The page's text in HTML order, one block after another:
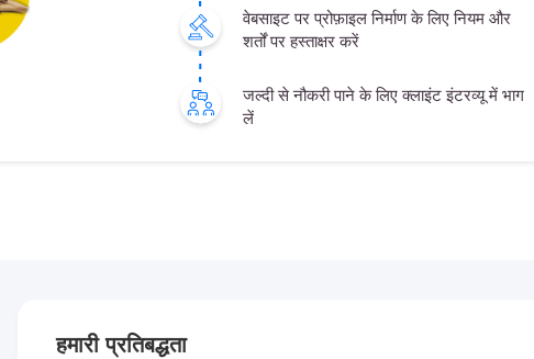
वेबसाइट पर प्रोफ़ाइल निर्माण के लिए नियम और
शर्तों पर हस्ताक्षर करें
जल्दी से नौकरी पाने के लिए क्लाइंट इंटरव्यू में भाग
लें
हमारी प्रतिबद्धता